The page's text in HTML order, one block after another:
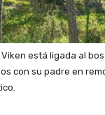
está ligada al
con su padre en